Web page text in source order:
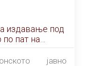
издавање под
пат на
јавно